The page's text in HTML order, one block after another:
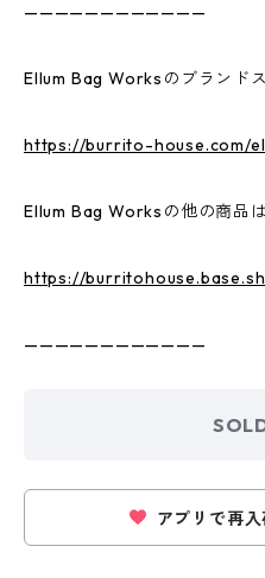
————————————
Ellum Bag Worksのブランド
https://burrito-house.com/
Ellum Bag Worksの他の商品
https://
————————————
アプリで再